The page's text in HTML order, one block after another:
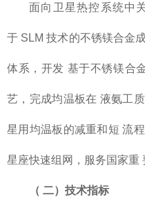
面向卫星热控系统中
于 SLM 技术的不锈镁合金
体系，开发 基于不锈镁合
艺，完成均温板在 液氨工
星用均温板的减重和短 流
星座快速组网，服务国家重
（ 二）技术指标